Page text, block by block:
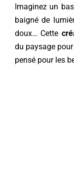
Imaginez un
baigné de
doux… Cette
du paysage
pensé pour les